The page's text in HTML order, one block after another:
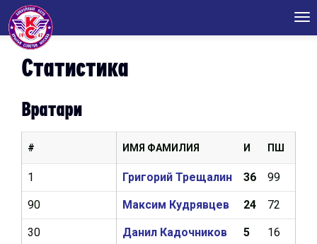
Статистика
Вратари
ИМЯ ФАМИЛИЯ И ПШ
Григорий Трещалин 36 99
Максим Кудрявцев 24 72
Данил Кадочников 5 16
#
1
90
30